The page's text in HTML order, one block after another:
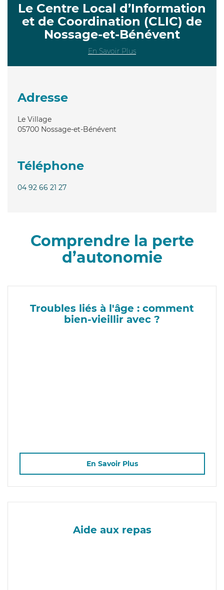
Le Centre Local d’Information
et de Coordination (CLIC) de
Nossage-et-Bénévent
En Savoir Plus
Adresse
Le Village
05700 Nossage-et-Bénévent
Téléphone
04 92 66 21 27
Comprendre la perte
d’autonomie
Troubles liés à l'âge : comment
bien-vieillir avec ?
En Savoir Plus
Aide aux repas